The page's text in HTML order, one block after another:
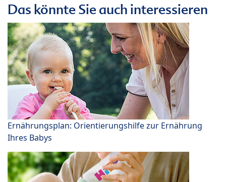
Das könnte Sie auch interessieren
Ernährungsplan: Orientierungshilfe zur Ernährung
Ihres Babys